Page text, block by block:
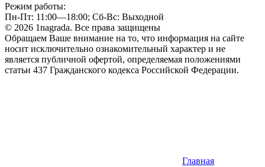
Режим работы:
Пн-Пт: 11:00—18:00; Сб-Вс: Выходной
© 2026 1nagrada. Все права защищены
Обращаем Ваше внимание на то, что информация на сайте
носит исключительно ознакомительный характер и не
является публичной офертой, определяемая положениями
статьи 437 Гражданского кодекса Российской Федерации.
Главная